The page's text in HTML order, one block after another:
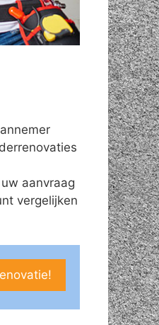
aanvraag
vergelijken